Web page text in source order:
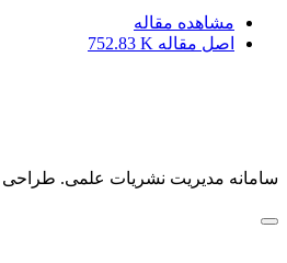
مشاهده مقاله
اصل مقاله 752.83 K
سامانه مدیریت نشریات علمی. طراحی